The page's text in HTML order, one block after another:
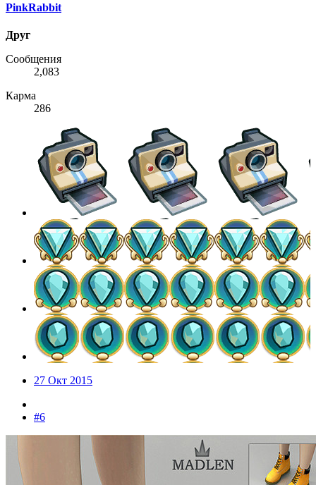
PinkRabbit
Друг
Сообщения
2,083
Карма
286
27 Окт 2015
#6